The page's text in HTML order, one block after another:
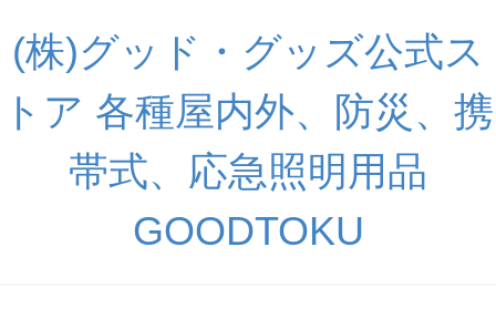
(株)グッド・グッズ公式ス
トア 各種屋内外、防災、携
帯式、応急照明用品
GOODTOKU